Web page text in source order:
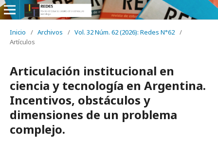
Inicio / Archivos / Vol. 32 Núm. 62 (2026): Redes N°62 /
Artículos
Articulación institucional en
ciencia y tecnología en Argentina.
Incentivos, obstáculos y
dimensiones de un problema
complejo.